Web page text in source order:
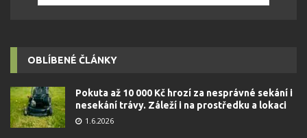
OBLÍBENÉ ČLÁNKY
Pokuta až 10 000 Kč hrozí za nesprávné sekání i
nesekání trávy. Záleží i na prostředku a lokaci
1.6.2026